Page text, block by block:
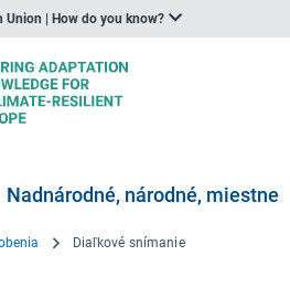
Union | How do you know?
Nadnárodné, národné, miestne
Diaľkové snímanie